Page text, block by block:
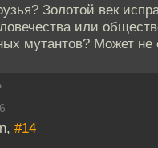
Золотой век
или
мутантов? Может не
#14